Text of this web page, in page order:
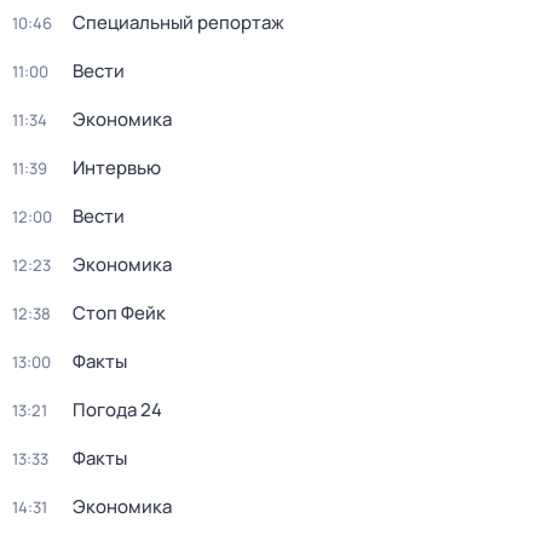
10:46 Специальный репортаж
11:00 Вести
11:34 Экономика
11:39 Интервью
12:00 Вести
12:23 Экономика
12:38 Стоп Фейк
13:00 Факты
13:21 Погода 24
13:33 Факты
14:31 Экономика